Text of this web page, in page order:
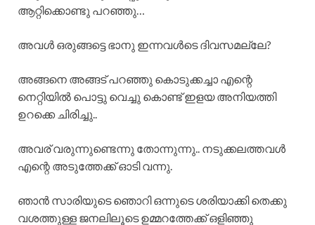
ആറ്റിക്കൊണ്ടു പറഞ്ഞു…
അവൾ ഒരുങ്ങട്ടെ ഭാനു ഇന്നവൾടെ ദിവസമല്ലേ?
അങ്ങനെ അങ്ങട് പറഞ്ഞു കൊടുക്കച്ചാ എന്റെ
നെറ്റിയിൽ പൊട്ടു വെച്ചു കൊണ്ട് ഇളയ അനിയത്തി
ഉറക്കെ ചിരിച്ചു..
അവര് വരുന്നുണ്ടെന്നു തോന്നുന്നു.. നടുക്കലത്തവൾ
എന്റെ അടുത്തേക്ക് ഓടി വന്നു.
ഞാൻ സാരിയുടെ ഞൊറി ഒന്നുടെ ശരിയാക്കി തെക്കു
വശത്തുള്ള ജനലിലൂടെ ഉമ്മറത്തേക്ക് ഒളിഞ്ഞു